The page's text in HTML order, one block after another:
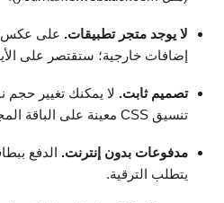
لا يوجد متجر تطبيقات.
إضافات خارجية؛ ستقتصر على
تصميم ثابت. لا يمكنك تغيير
تنسيق CSS معينة على الباقة المجانية.
مدفوعات بدون إنترنت.
يتطلب الترقية.